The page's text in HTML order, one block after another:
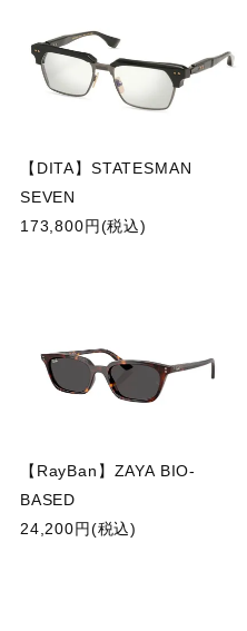
【DITA】STATESMAN
SEVEN
173,800円(税込)
【RayBan】ZAYA BIO-
BASED
24,200円(税込)